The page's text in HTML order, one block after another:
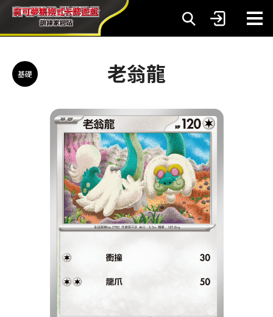
基礎 老翁龍